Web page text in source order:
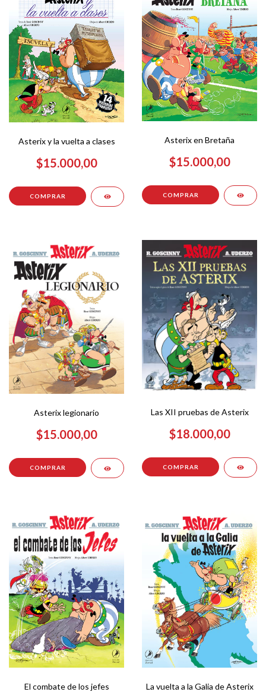
Asterix y la vuelta a clases
$15.000,00
Asterix en Bretaña
$15.000,00
Asterix legionario
$15.000,00
Las XII pruebas de Asterix
$18.000,00
El combate de los jefes La vuelta a la Galia de Asterix